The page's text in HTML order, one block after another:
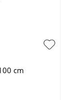
cm